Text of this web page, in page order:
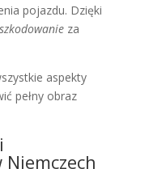
pojazdu. Dzięki
za
aspekty
pełny obraz